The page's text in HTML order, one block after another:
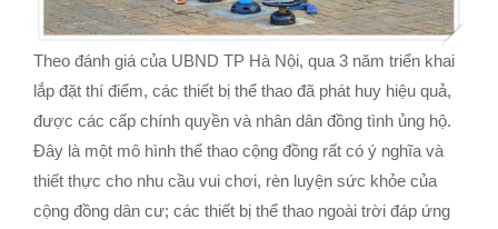
Theo đánh giá của UBND TP Hà Nội, qua 3 năm triển khai
lắp đặt thí điểm, các thiết bị thể thao đã phát huy hiệu quả,
được các cấp chính quyền và nhân dân đồng tình ủng hộ.
Đây là một mô hình thể thao cộng đồng rất có ý nghĩa và
thiết thực cho nhu cầu vui chơi, rèn luyện sức khỏe của
cộng đồng dân cư; các thiết bị thể thao ngoài trời đáp ứng